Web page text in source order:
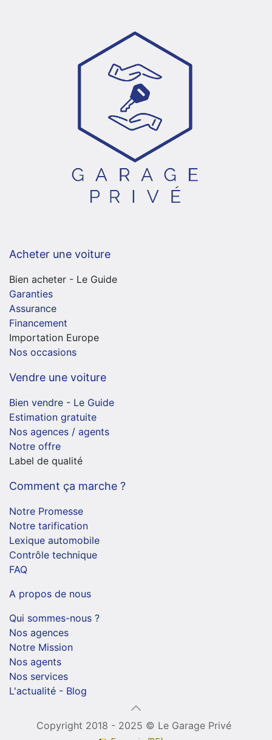
Acheter une voiture
Bien acheter - Le Guide
Garanties
Assurance
Financement
Importation Europe
Nos occasions
Vendre une voiture
Bien vendre - Le Guide
Estimation gratuite
Nos agences / agents
Notre offre
Label de qualité
Comment ça marche ?
Notre Promesse
Notre tarification
Lexique automobile
Contrôle technique
FAQ
A propos de nous
Qui sommes-nous ?
Nos agences
Notre Mission
Nos agents
Nos services
L'actualité - Blog
Copyright 2018 - 2025 © Le Garage Privé